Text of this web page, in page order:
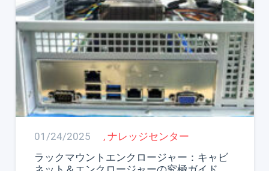
01/24/2025 , ナレッジセンター
ラックマウントエンクロージャー：キャビ